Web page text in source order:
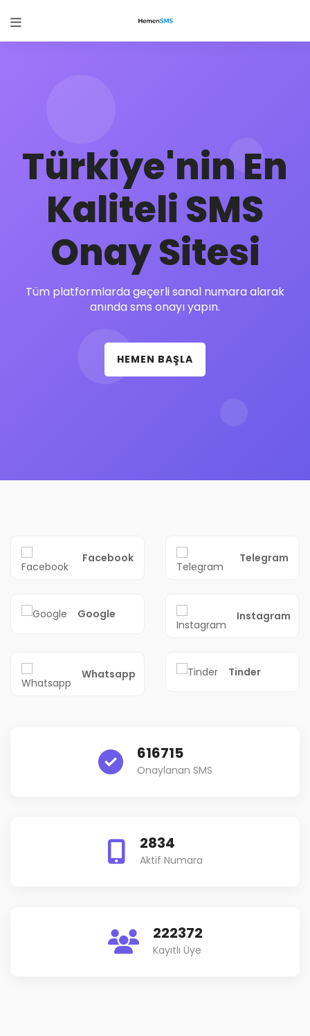
Türkiye'nin En
Kaliteli SMS
Onay Sitesi
Tüm platformlarda geçerli sanal numara alarak
anında sms onayı yapın.
HEMEN BAŞLA
Facebook Telegram
Google Instagram
Whatsapp Tinder
616715
Onaylanan SMS
2834
Aktif Numara
222372
Kayıtlı Üye